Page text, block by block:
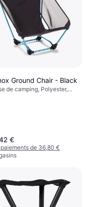
Ground Chair - Black
de camping, Polyester,
€
de 36,80 €